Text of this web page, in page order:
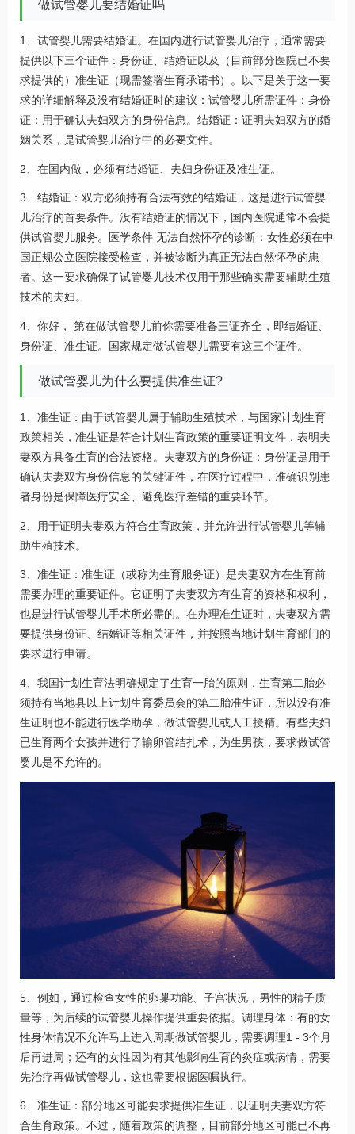
做试管婴儿要结婚证吗
1、试管婴儿需要结婚证。在国内进行试管婴儿治疗，通常需要
提供以下三个证件：身份证、结婚证以及（目前部分医院已不要
求提供的）准生证（现需签署生育承诺书）。以下是关于这一要
求的详细解释及没有结婚证时的建议：试管婴儿所需证件：身份
证：用于确认夫妇双方的身份信息。结婚证：证明夫妇双方的婚
姻关系，是试管婴儿治疗中的必要文件。
2、在国内做，必须有结婚证、夫妇身份证及准生证。
3、结婚证：双方必须持有合法有效的结婚证，这是进行试管婴
儿治疗的首要条件。没有结婚证的情况下，国内医院通常不会提
供试管婴儿服务。医学条件 无法自然怀孕的诊断：女性必须在中
国正规公立医院接受检查，并被诊断为真正无法自然怀孕的患
者。这一要求确保了试管婴儿技术仅用于那些确实需要辅助生殖
技术的夫妇。
4、你好， 第在做试管婴儿前你需要准备三证齐全，即结婚证、
身份证、准生证。国家规定做试管婴儿需要有这三个证件。
做试管婴儿为什么要提供准生证?
1、准生证：由于试管婴儿属于辅助生殖技术，与国家计划生育
政策相关，准生证是符合计划生育政策的重要证明文件，表明夫
妻双方具备生育的合法资格。夫妻双方的身份证：身份证是用于
确认夫妻双方身份信息的关键证件，在医疗过程中，准确识别患
者身份是保障医疗安全、避免医疗差错的重要环节。
2、用于证明夫妻双方符合生育政策，并允许进行试管婴儿等辅
助生殖技术。
3、准生证：准生证（或称为生育服务证）是夫妻双方在生育前
需要办理的重要证件。它证明了夫妻双方有生育的资格和权利，
也是进行试管婴儿手术所必需的。在办理准生证时，夫妻双方需
要提供身份证、结婚证等相关证件，并按照当地计划生育部门的
要求进行申请。
4、我国计划生育法明确规定了生育一胎的原则，生育第二胎必
须持有当地县以上计划生育委员会的第二胎准生证，所以没有准
生证明也不能进行医学助孕，做试管婴儿或人工授精。有些夫妇
已生育两个女孩并进行了输卵管结扎术，为生男孩，要求做试管
婴儿是不允许的。
5、例如，通过检查女性的卵巢功能、子宫状况，男性的精子质
量等，为后续的试管婴儿操作提供重要依据。调理身体：有的女
性身体情况不允许马上进入周期做试管婴儿，需要调理1 - 3个月
后再进周；还有的女性因为有其他影响生育的炎症或病情，需要
先治疗再做试管婴儿，这也需要根据医嘱执行。
6、准生证：部分地区可能要求提供准生证，以证明夫妻双方符
合生育政策。不过，随着政策的调整，目前部分地区可能已不再